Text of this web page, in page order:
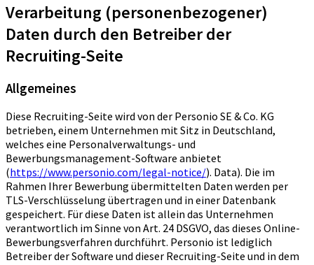
Verarbeitung (personenbezogener)
Daten durch den Betreiber der
Recruiting-Seite
Allgemeines
Diese Recruiting-Seite wird von der Personio SE & Co. KG
betrieben, einem Unternehmen mit Sitz in Deutschland,
welches eine Personalverwaltungs- und
Bewerbungsmanagement-Software anbietet
(https://www.personio.com/legal-notice/). Data). Die im
Rahmen Ihrer Bewerbung übermittelten Daten werden per
TLS-Verschlüsselung übertragen und in einer Datenbank
gespeichert. Für diese Daten ist allein das Unternehmen
verantwortlich im Sinne von Art. 24 DSGVO, das dieses Online-
Bewerbungsverfahren durchführt. Personio ist lediglich
Betreiber der Software und dieser Recruiting-Seite und in dem